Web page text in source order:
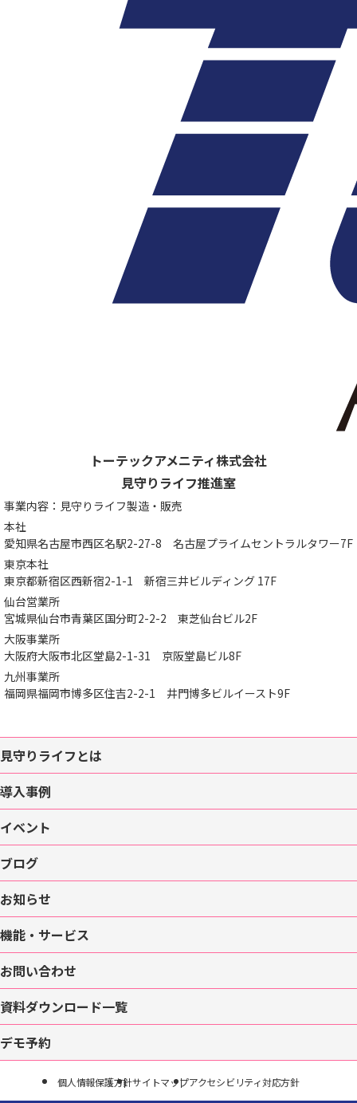
トーテックアメニティ株式会社
見守りライフ推進室
事業内容：見守りライフ製造・販売
本社
愛知県名古屋市西区名駅2-27-8 名古屋プライムセントラルタワー7F
東京本社
東京都新宿区西新宿2-1-1 新宿三井ビルディング 17F
仙台営業所
宮城県仙台市青葉区国分町2-2-2 東芝仙台ビル2F
大阪事業所
大阪府大阪市北区堂島2-1-31 京阪堂島ビル8F
九州事業所
福岡県福岡市博多区住吉2-2-1 井門博多ビルイースト9F
見守りライフとは
導入事例
イベント
ブログ
お知らせ
機能・サービス
お問い合わせ
資料ダウンロード一覧
デモ予約
個人情報保護方針サイトマップアクセシビリティ対応方針